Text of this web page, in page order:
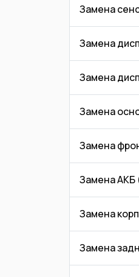
Замена
Замена
Замена
Замена
Замена
Замена АКБ
Замена
Замена